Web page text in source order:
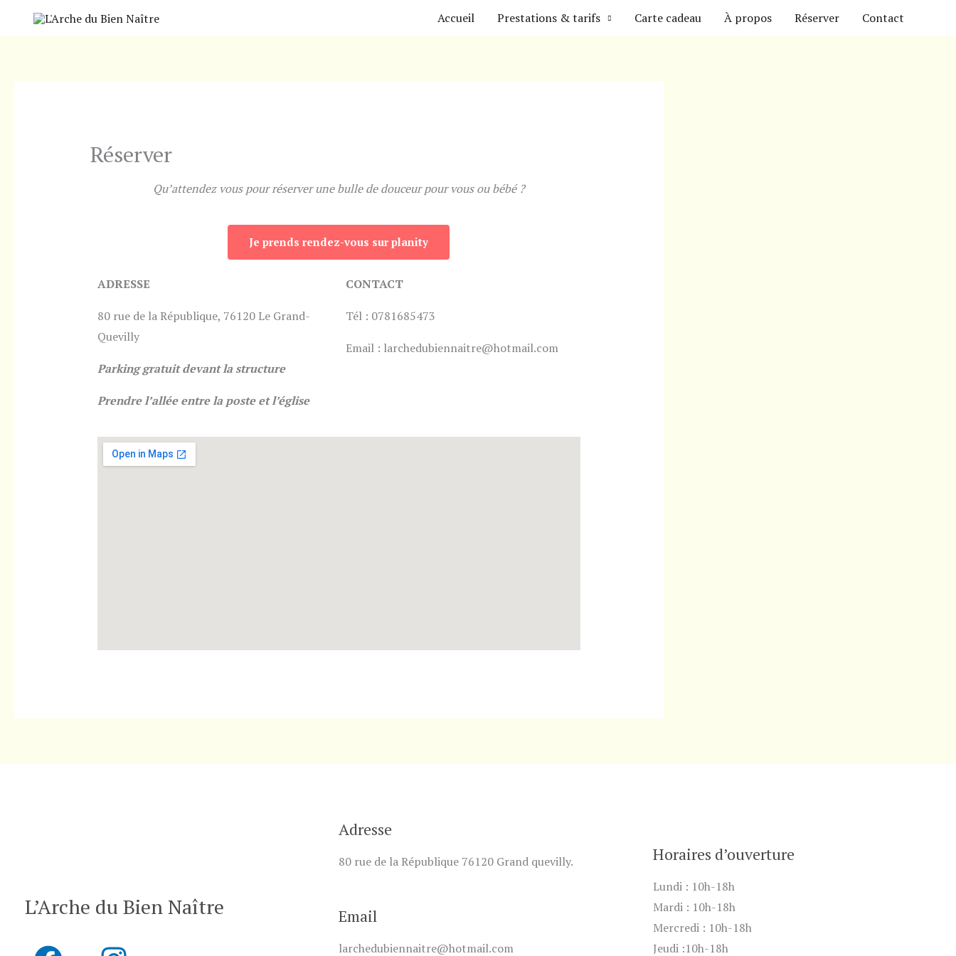
Accueil Prestations & tarifs Carte cadeau À propos Réserver Contact
Réserver
Qu’attendez vous pour réserver une bulle de douceur pour vous ou bébé ?
Je prends rendez-vous sur planity
ADRESSE
80 rue de la République, 76120 Le Grand-
Quevilly
Parking gratuit devant la structure
Prendre l’allée entre la poste et l’église
CONTACT
Tél : 0781685473
Email : larchedubiennaitre@hotmail.com
L’Arche du Bien Naître
Adresse
80 rue de la République 76120 Grand quevilly.
Email
larchedubiennaitre@hotmail.com
Horaires d’ouverture
Lundi : 10h-18h
Mardi : 10h-18h
Mercredi : 10h-18h
Jeudi :10h-18h